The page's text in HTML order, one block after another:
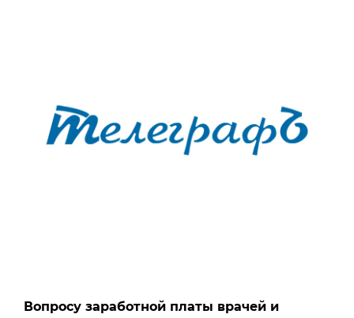
Вопросу заработной платы врачей и